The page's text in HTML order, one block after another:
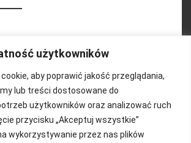
użytkowników
aby poprawić jakość przeglądania,
lub treści dostosowane do
użytkowników oraz analizować ruch
przycisku „Akceptuj wszystkie”
wykorzystywanie przez nas plików
25.09.2024r (cz.2)